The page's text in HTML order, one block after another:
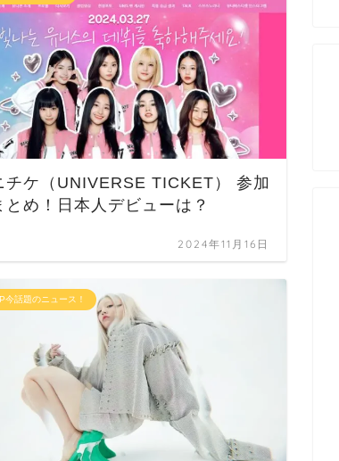
チケ（UNIVERSE TICKET） 参加
とめ！日本人デビューは？
2024年11月16日
今話題のニュース！